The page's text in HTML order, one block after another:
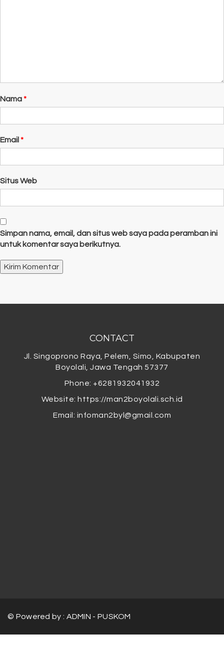
Nama*
Email *
Situs Web
Simpan nama, email, dan situs web saya pada peramban ini
untuk komentar saya berikutnya.
CONTACT
Jl. Singoprono Raya, Pelem, Simo, Kabupaten
Boyolali, Jawa Tengah 57377
Phone: +6281932041932
Website: https://man2boyolali.sch.id
Email: infoman2byl@gmail.com
© Powered by : ADMIN - PUSKOM